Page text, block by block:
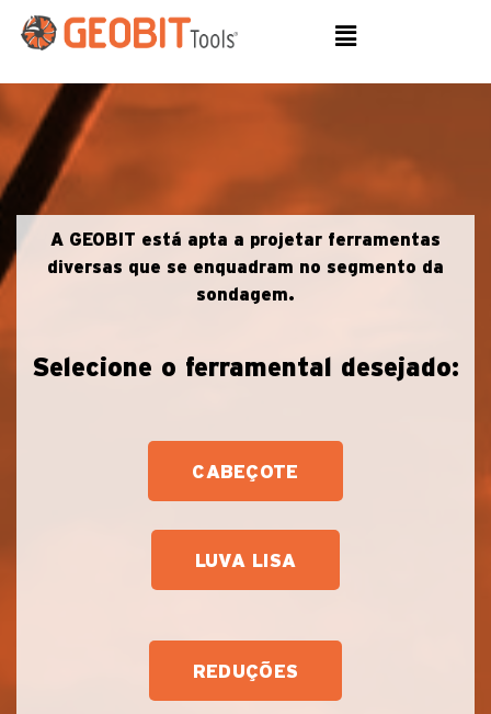
A GEOBIT está apta a projetar ferramentas
diversas que se enquadram no segmento da
sondagem.
Selecione o ferramental desejado:
CABEÇOTE
LUVA LISA
REDUÇÕES